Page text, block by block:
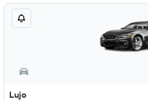
Lujo